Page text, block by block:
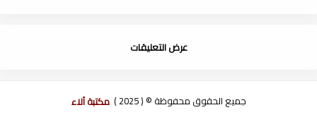
عرض التعليقات
جميع الحقوق محفوظة © ( 2025 ) مكتبة آلاء